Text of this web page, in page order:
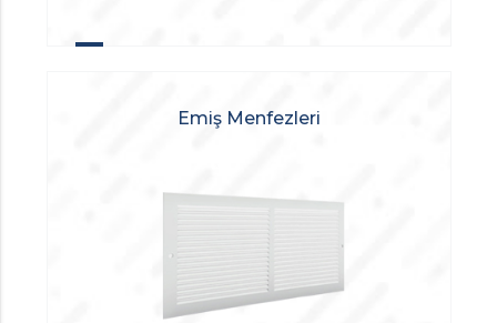
Emiş Menfezleri